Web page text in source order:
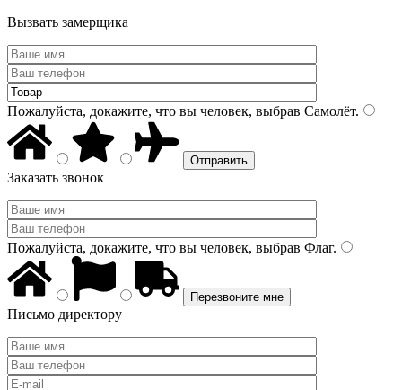
Вызвать замерщика
Пожалуйста, докажите, что вы человек, выбрав Самолёт.
Заказать звонок
Пожалуйста, докажите, что вы человек, выбрав Флаг.
Письмо директору